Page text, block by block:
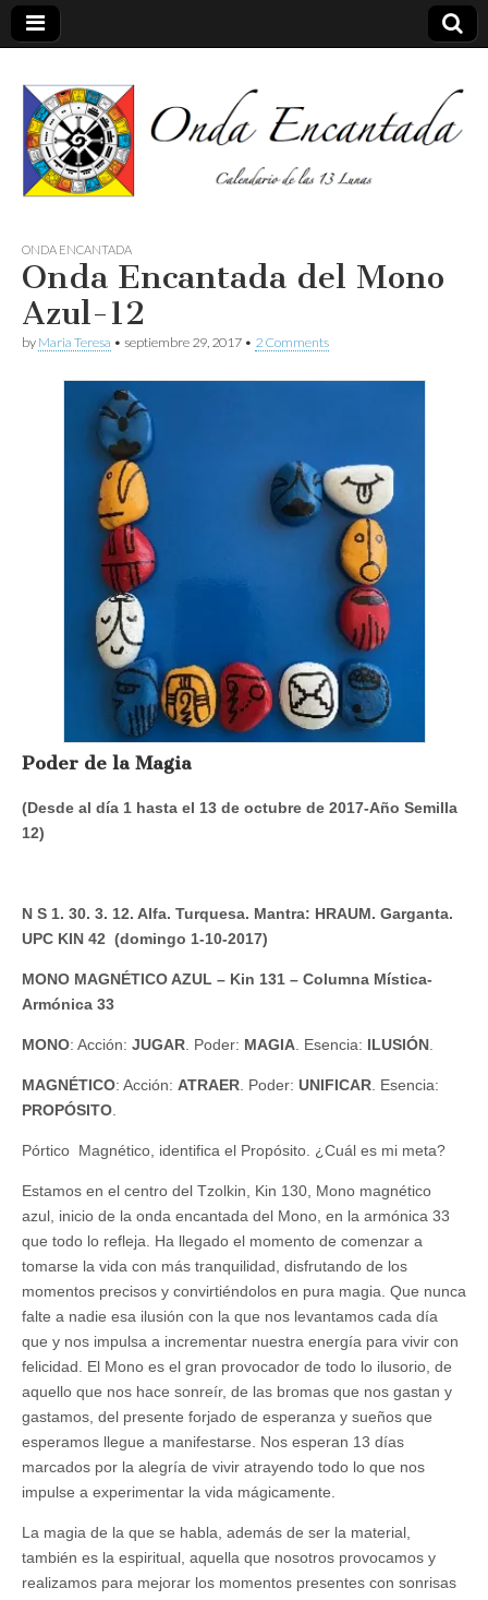
Onda
encantada
ONDA ENCANTADA
Onda Encantada del Mono
Azul-12
by Maria Teresa • septiembre 29, 2017 • 2 Comments
Poder de la Magia
(Desde al día 1 hasta el 13 de octubre de 2017-Año Semilla
12)
N S 1. 30. 3. 12. Alfa. Turquesa. Mantra: HRAUM. Garganta.
UPC KIN 42 (domingo 1-10-2017)
MONO MAGNÉTICO AZUL – Kin 131 – Columna Mística-
Armónica 33
MONO: Acción: JUGAR. Poder: MAGIA. Esencia: ILUSIÓN.
MAGNÉTICO: Acción: ATRAER. Poder: UNIFICAR. Esencia:
PROPÓSITO.
Pórtico Magnético, identifica el Propósito. ¿Cuál es mi meta?
Estamos en el centro del Tzolkin, Kin 130, Mono magnético
azul, inicio de la onda encantada del Mono, en la armónica 33
que todo lo refleja. Ha llegado el momento de comenzar a
tomarse la vida con más tranquilidad, disfrutando de los
momentos precisos y convirtiéndolos en pura magia. Que nunca
falte a nadie esa ilusión con la que nos levantamos cada día
que y nos impulsa a incrementar nuestra energía para vivir con
felicidad. El Mono es el gran provocador de todo lo ilusorio, de
aquello que nos hace sonreír, de las bromas que nos gastan y
gastamos, del presente forjado de esperanza y sueños que
esperamos llegue a manifestarse. Nos esperan 13 días
marcados por la alegría de vivir atrayendo todo lo que nos
impulse a experimentar la vida mágicamente.
La magia de la que se habla, además de ser la material,
también es la espiritual, aquella que nosotros provocamos y
realizamos para mejorar los momentos presentes con sonrisas